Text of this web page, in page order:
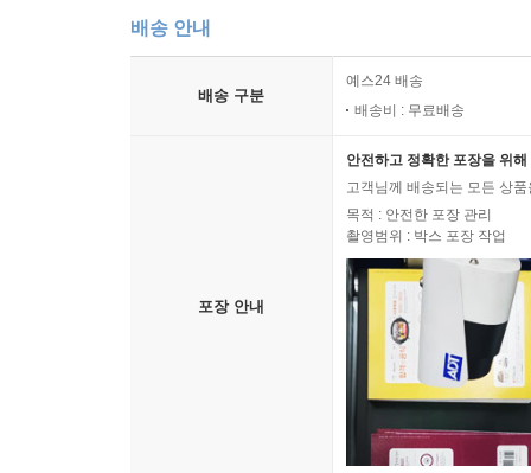
배송 안내
배송 구분
예스24 배송
배송비 : 무료배송
포장 안내
안전하고 정확한 포장을 위
고객님께 배송되는 모든 상
목적 : 안전한 포장 관리
촬영범위 : 박스 포장 작업